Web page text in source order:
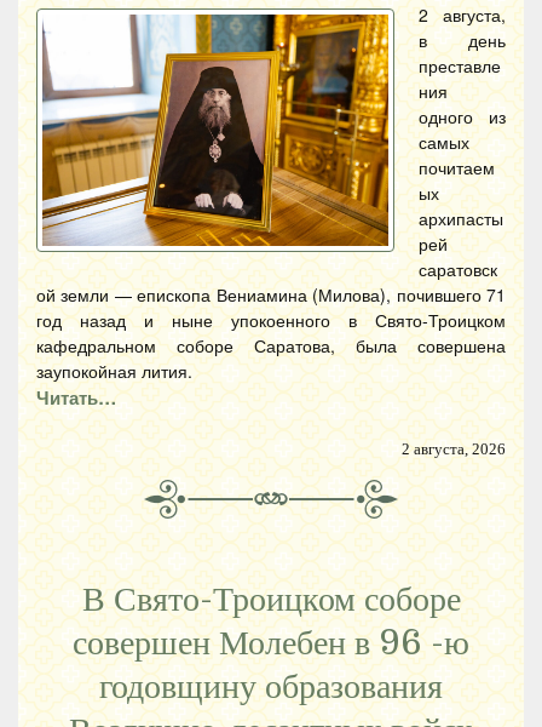
2 августа,
в день
преставле
ния
одного из
самых
почитаем
ых
архипасты
рей
саратовск
ой земли — епископа Вениамина (Милова), почившего 71
год назад и ныне упокоенного в Свято-Троицком
кафедральном соборе Саратова, была совершена
заупокойная лития.
Читать…
2 августа, 2026
В Свято-Троицком соборе
совершен Молебен в 96 -ю
годовщину образования